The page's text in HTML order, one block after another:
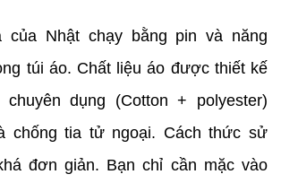
của Nhật chạy bằng pin và năng
túi áo. Chất liệu áo được thiết kế
dụng (Cotton + polyester)
chống tia tử ngoại. Cách thức sử
đơn giản. Bạn chỉ cần mặc vào